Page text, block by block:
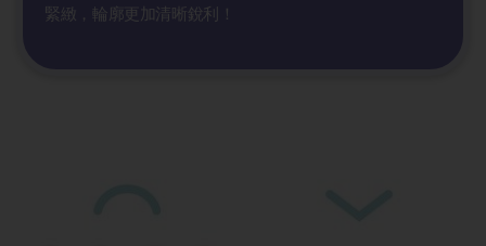
緊緻，輪廓更加清晰銳利！